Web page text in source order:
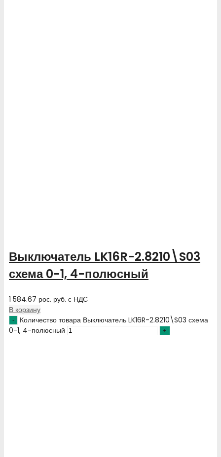
Выключатель LK16R-2.8210\S03
схема 0-1, 4-полюсный
1 584.67 рос. руб. с НДС
В корзину
Количество товара Выключатель LK16R-2.8210\S03 схема
0-1, 4-полюсный